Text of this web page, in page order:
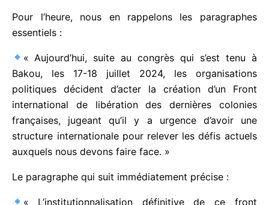
essentiels :
Bakou, les 17-18 juillet 2024, les organisations
politiques décident d’acter la création d’un Front
international de libération des dernières colonies
françaises, jugeant qu’il y a urgence d’avoir une
structure internationale pour relever les défis
actuels auxquels nous devons faire face. »